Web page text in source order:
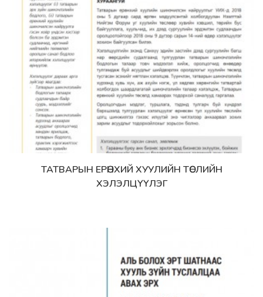
Дэлгэрэнгүй
ТАТВАРЫН ЕРӨНХИЙ ХУУЛИЙН ТӨСЛИЙН
ХЭЛЭЛЦҮҮЛЭГ